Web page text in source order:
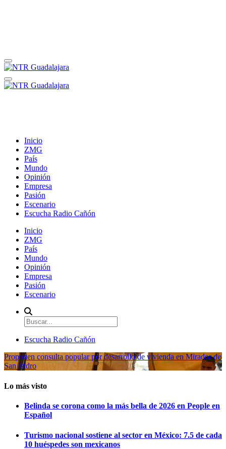
Inicio
ZMG
País
Mundo
Opinión
Empresa
Pasión
Escenario
Escucha Radio Cañón
Inicio
ZMG
País
Mundo
Opinión
Empresa
Pasión
Escenario
Escucha Radio Cañón
Proponen consulta popular por desarrollo de vivienda en Mirador de
San Isidro
Lo más visto
Belinda se corona como la más bella de 2026 en People en
Español
Turismo nacional sostiene al sector en México: 7.5 de cada
10 huéspedes son mexicanos